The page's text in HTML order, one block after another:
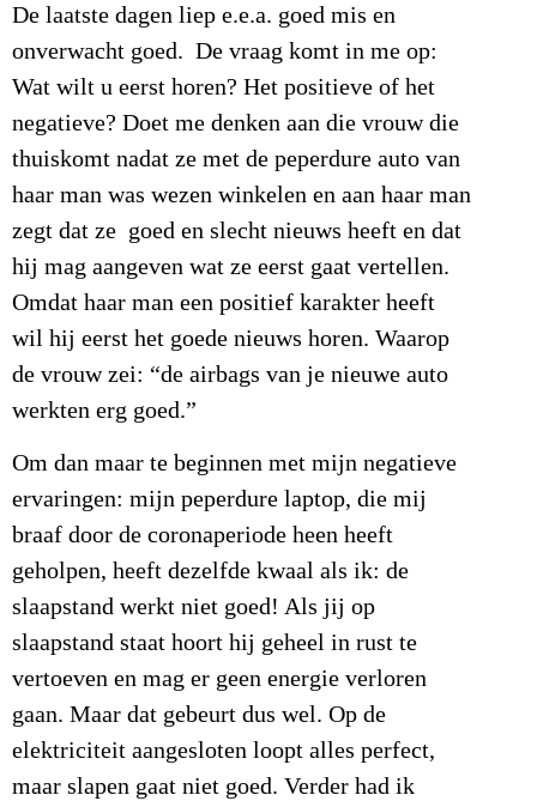
De laatste dagen liep e.e.a. goed mis en
onverwacht goed. De vraag komt in me op:
Wat wilt u eerst horen? Het positieve of het
negatieve? Doet me denken aan die vrouw die
thuiskomt nadat ze met de peperdure auto van
haar man was wezen winkelen en aan haar man
zegt dat ze goed en slecht nieuws heeft en dat
hij mag aangeven wat ze eerst gaat vertellen.
Omdat haar man een positief karakter heeft
wil hij eerst het goede nieuws horen. Waarop
de vrouw zei: “de airbags van je nieuwe auto
werkten erg goed.”
Om dan maar te beginnen met mijn negatieve
ervaringen: mijn peperdure laptop, die mij
braaf door de coronaperiode heen heeft
geholpen, heeft dezelfde kwaal als ik: de
slaapstand werkt niet goed! Als jij op
slaapstand staat hoort hij geheel in rust te
vertoeven en mag er geen energie verloren
gaan. Maar dat gebeurt dus wel. Op de
elektriciteit aangesloten loopt alles perfect,
maar slapen gaat niet goed. Verder had ik